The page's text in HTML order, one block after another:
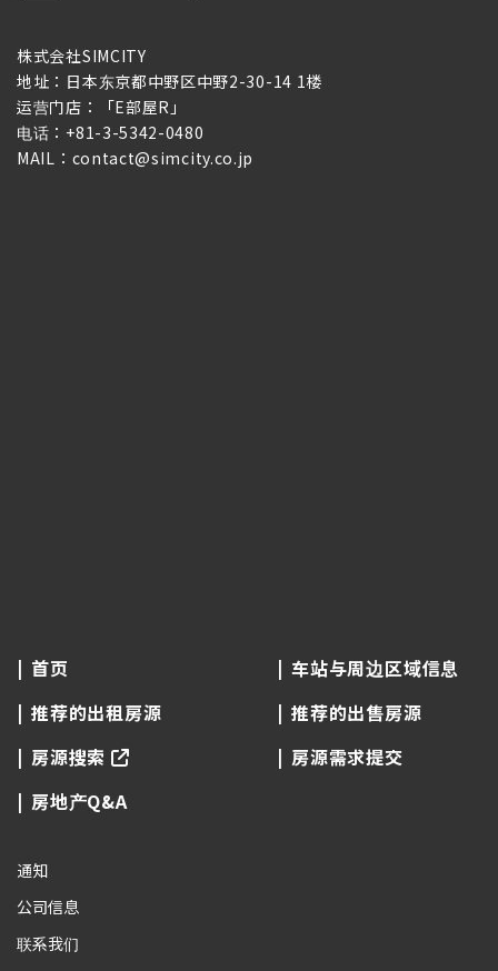
株式会社SIMCITY
地址：日本东京都中野区中野2-30-14 1楼
运营门店：「E部屋R」
电话：+81-3-5342-0480
MAIL：contact@simcity.co.jp
首页
车站与周边区域信息
推荐的出租房源
推荐的出售房源
房源搜索
房源需求提交
房地产Q&A
通知
公司信息
联系我们